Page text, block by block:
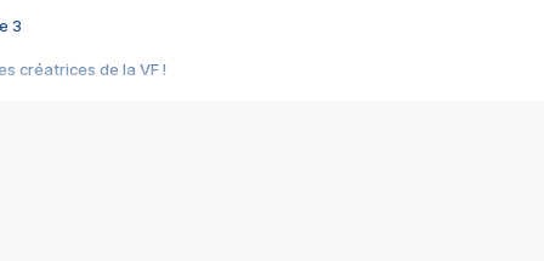
3
créatrices de la VF !